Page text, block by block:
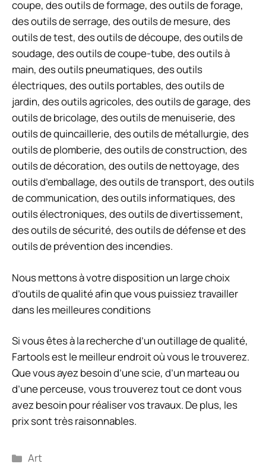
coupe, des outils de formage, des outils de forage,
des outils de serrage, des outils de mesure, des
outils de test, des outils de découpe, des outils de
soudage, des outils de coupe-tube, des outils à
main, des outils pneumatiques, des outils
électriques, des outils portables, des outils de
jardin, des outils agricoles, des outils de garage, des
outils de bricolage, des outils de menuiserie, des
outils de quincaillerie, des outils de métallurgie, des
outils de plomberie, des outils de construction, des
outils de décoration, des outils de nettoyage, des
outils d’emballage, des outils de transport, des outils
de communication, des outils informatiques, des
outils électroniques, des outils de divertissement,
des outils de sécurité, des outils de défense et des
outils de prévention des incendies.
Nous mettons à votre disposition un large choix
d’outils de qualité afin que vous puissiez travailler
dans les meilleures conditions
Si vous êtes à la recherche d’un outillage de qualité,
Fartools est le meilleur endroit où vous le trouverez.
Que vous ayez besoin d’une scie, d’un marteau ou
d’une perceuse, vous trouverez tout ce dont vous
avez besoin pour réaliser vos travaux. De plus, les
prix sont très raisonnables.
Catégories
Art